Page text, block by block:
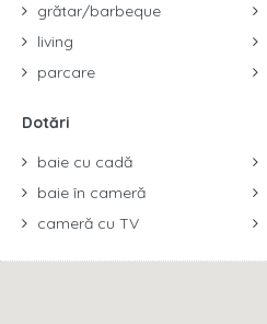
grătar/barbeque
living
parcare
Dotări
baie cu cadă
baie în cameră
cameră cu TV